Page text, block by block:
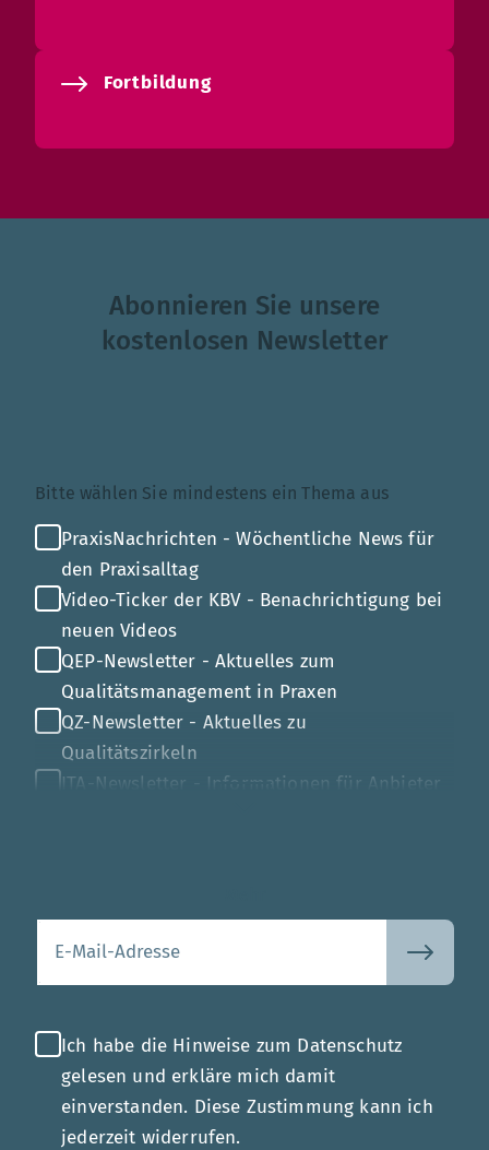
Fortbildung
Abonnieren Sie unsere
kostenlosen Newsletter
Bitte wählen Sie mindestens ein Thema aus
PraxisNachrichten - Wöchentliche News für
den Praxisalltag
Video-Ticker der KBV - Benachrichtigung bei
neuen Videos
QEP-Newsletter - Aktuelles zum
Qualitätsmanagement in Praxen
QZ-Newsletter - Aktuelles zu
Qualitätszirkeln
ITA-Newsletter - Informationen für Anbieter
Ich habe die Hinweise zum Datenschutz
gelesen und erkläre mich damit
einverstanden. Diese Zustimmung kann ich
jederzeit widerrufen.